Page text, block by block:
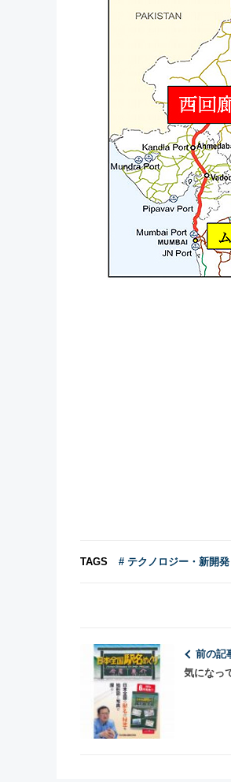
TAGS # テクノロジー・新開発
前の記
気になっ